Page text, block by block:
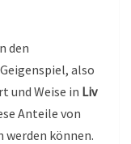
den
also
und Weise in Liv
Anteile von
können.